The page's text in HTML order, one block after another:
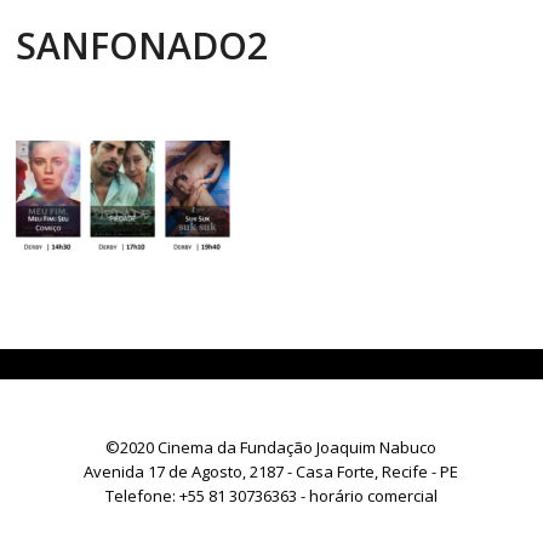
SANFONADO2
©2020 Cinema da Fundação Joaquim Nabuco
Avenida 17 de Agosto, 2187 - Casa Forte, Recife - PE
Telefone: +55 81 30736363 - horário comercial